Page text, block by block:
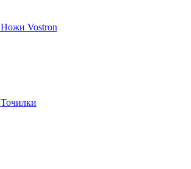
Ножи Vostron
Точилки